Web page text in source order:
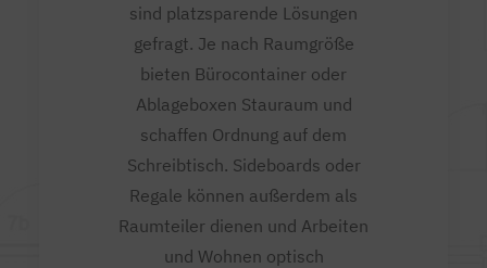
sind platzsparende Lösungen
gefragt. Je nach Raumgröße
bieten Bürocontainer oder
Ablageboxen Stauraum und
schaffen Ordnung auf dem
Schreibtisch. Sideboards oder
Regale können außerdem als
Raumteiler dienen und Arbeiten
und Wohnen optisch